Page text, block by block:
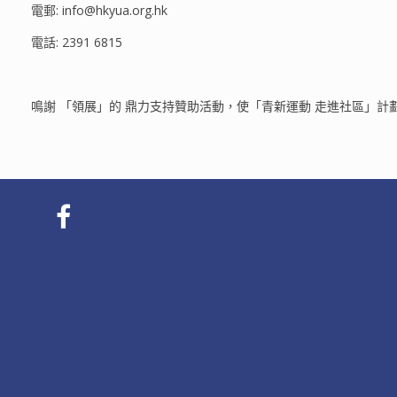
電郵: info@hkyua.org.hk
電話: 2391 6815
鳴謝 「領展」的 鼎力支持贊助活動，使「青新運動 走進社區」計